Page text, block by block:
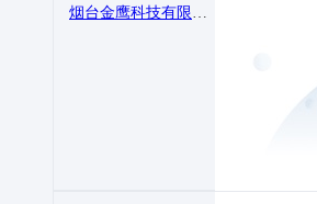
烟台金鹰科技有限公司